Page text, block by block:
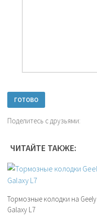
Поделитесь с друзьями:
ЧИТАЙТЕ ТАКЖЕ:
Тормозные колодки на Geely
Galaxy L7